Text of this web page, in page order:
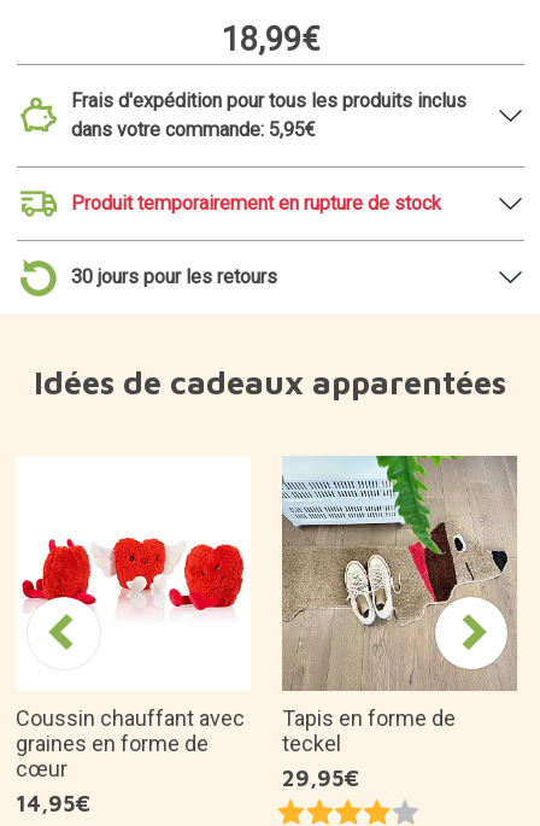
18,99€
Frais d'expédition pour tous les produits inclus
dans votre commande: 5,95€
Produit temporairement en rupture de stock
30 jours pour les retours
Idées de cadeaux apparentées
Coussin chauffant avec
graines en forme de
cœur
14,95€
Tapis en forme de
teckel
29,95€